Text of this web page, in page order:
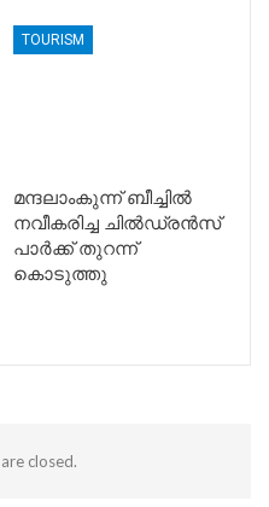
TOURISM
മന്ദലാംകുന്ന് ബീച്ചിൽ
നവീകരിച്ച ചിൽഡ്രൻസ്
പാർക്ക് തുറന്ന്
കൊടുത്തു
closed.